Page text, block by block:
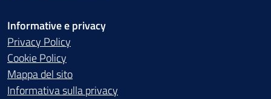
Informative e privacy
Privacy Policy
Cookie Policy
Mappa del sito
Informativa sulla privacy